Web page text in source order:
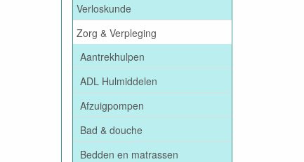
Verloskunde
Zorg & Verpleging
Aantrekhulpen
ADL Hulmiddelen
Afzuigpompen
Bad & douche
Bedden en matrassen